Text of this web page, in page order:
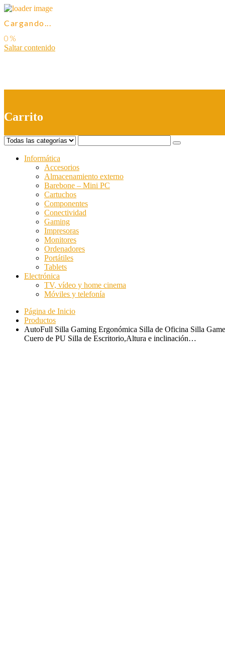
Cargando...
Saltar contenido
Carrito
Informática
Accesorios
Almacenamiento externo
Barebone – Mini PC
Cartuchos
Componentes
Conectividad
Gaming
Impresoras
Monitores
Ordenadores
Portátiles
Tablets
Electrónica
TV, vídeo y home cinema
Móviles y telefonía
Página de Inicio
Productos
AutoFull Silla Gaming Ergonómica Silla de Oficina Silla
Cuero de PU Silla de Escritorio,Altura e inclinación…